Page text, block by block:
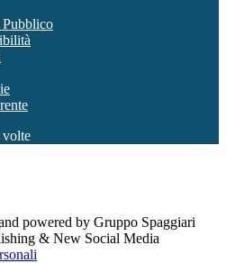
volte
powered by Gruppo Spaggiari
& New Social Media